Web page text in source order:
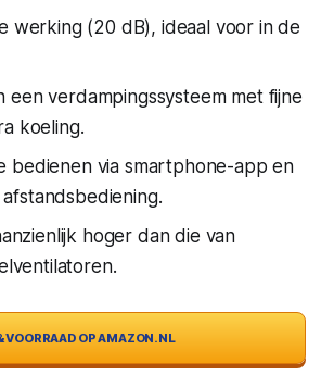
werking (20 dB), ideaal voor in de
een verdampingssysteem met fijne
koeling.
bedienen via smartphone-app en
hoger dan die van
VOORRAAD OP AMAZON.NL